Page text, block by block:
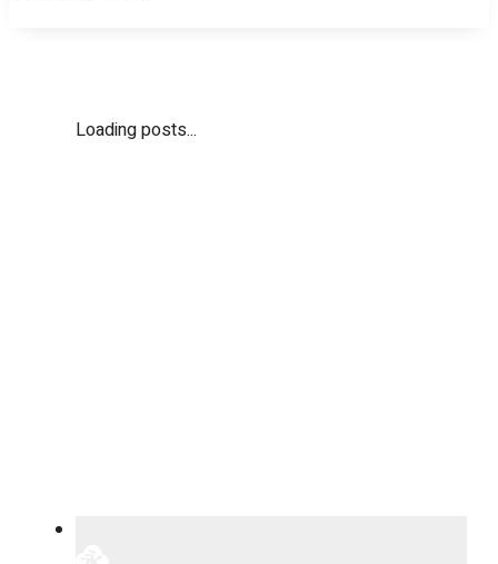
Loading posts...